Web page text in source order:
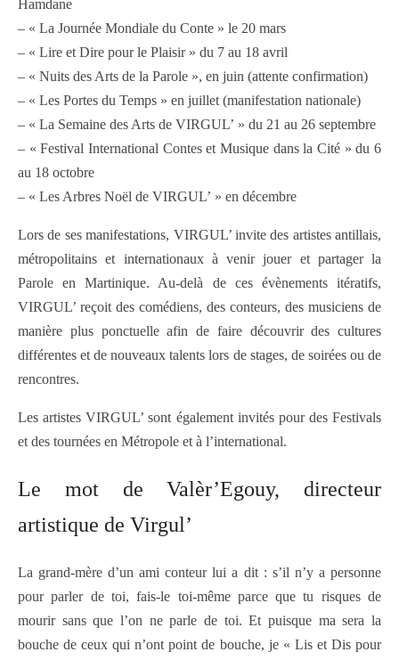
Hamdane
– « La Journée Mondiale du Conte » le 20 mars
– « Lire et Dire pour le Plaisir » du 7 au 18 avril
– « Nuits des Arts de la Parole », en juin (attente confirmation)
– « Les Portes du Temps » en juillet (manifestation nationale)
– « La Semaine des Arts de VIRGUL’ » du 21 au 26 septembre
– « Festival International Contes et Musique dans la Cité » du 6
au 18 octobre
– « Les Arbres Noël de VIRGUL’ » en décembre
Lors de ses manifestations, VIRGUL’ invite des artistes antillais,
métropolitains et internationaux à venir jouer et partager la
Parole en Martinique. Au-delà de ces évènements itératifs,
VIRGUL’ reçoit des comédiens, des conteurs, des musiciens de
manière plus ponctuelle afin de faire découvrir des cultures
différentes et de nouveaux talents lors de stages, de soirées ou de
rencontres.
Les artistes VIRGUL’ sont également invités pour des Festivals
et des tournées en Métropole et à l’international.
Le mot de Valèr’Egouy, directeur
artistique de Virgul’
La grand-mère d’un ami conteur lui a dit : s’il n’y a personne
pour parler de toi, fais-le toi-même parce que tu risques de
mourir sans que l’on ne parle de toi. Et puisque ma sera la
bouche de ceux qui n’ont point de bouche, je « Lis et Dis pour